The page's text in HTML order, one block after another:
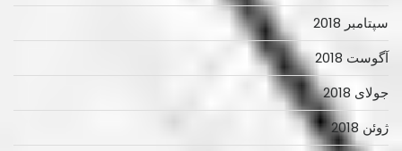
سپتامبر 2018
آگوست 2018
جولای 2018
ژوئن 2018